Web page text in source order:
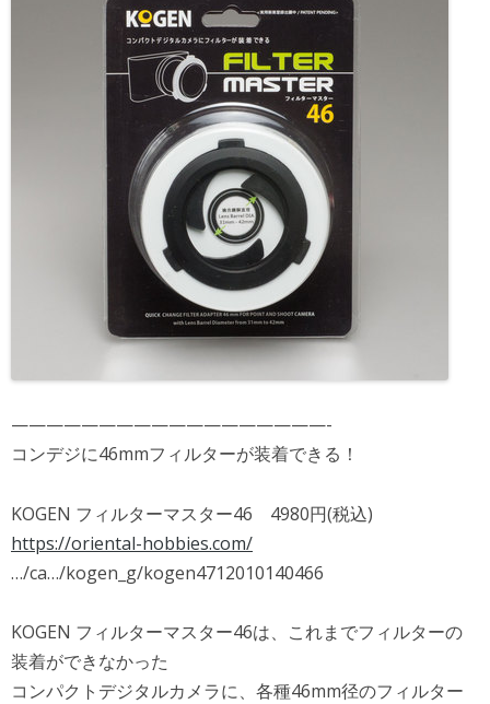
——————————————————-
コンデジに46mmフィルターが装着できる！
KOGEN フィルターマスター46 4980円(税込)
https://oriental-hobbies.com/
…/ca…/kogen_g/kogen4712010140466
KOGEN フィルターマスター46は、これまでフィルターの
装着ができなかった
コンパクトデジタルカメラに、各種46mm径のフィルター